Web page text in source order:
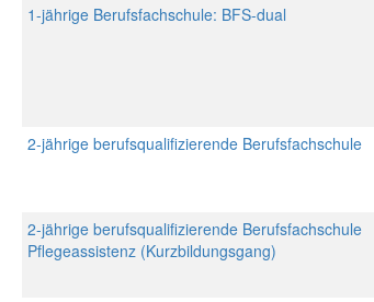
1-jährige Berufsfachschule: BFS-dual
2-jährige berufsqualifizierende Berufsfachschule
2-jährige berufsqualifizierende Berufsfachschule
Pflegeassistenz (Kurzbildungsgang)